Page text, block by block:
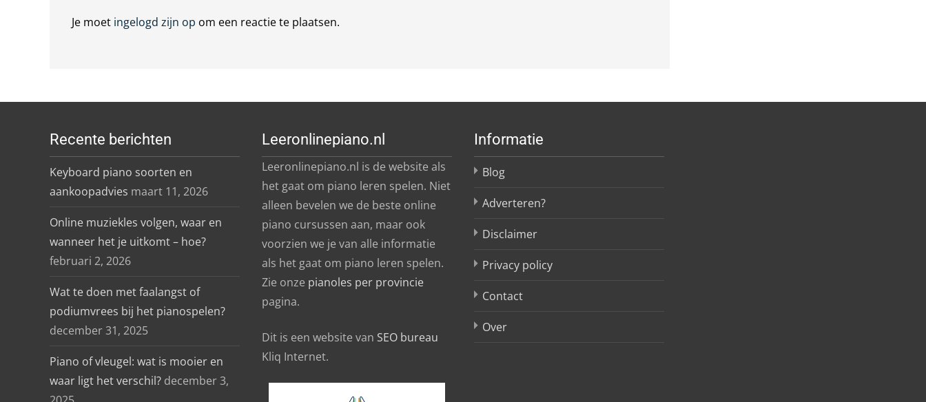
Je moet ingelogd zijn op om een reactie te plaatsen.
Recente berichten
Keyboard piano soorten en
aankoopadvies maart 11, 2026
Online muziekles volgen, waar en
wanneer het je uitkomt – hoe?
februari 2, 2026
Wat te doen met faalangst of
podiumvrees bij het pianospelen?
december 31, 2025
Piano of vleugel: wat is mooier en
waar ligt het verschil? december 3,
Leeronlinepiano.nl
Leeronlinepiano.nl is de website als
het gaat om piano leren spelen. Niet
alleen bevelen we de beste online
piano cursussen aan, maar ook
voorzien we je van alle informatie
als het gaat om piano leren spelen.
Zie onze pianoles per provincie
pagina.
Dit is een website van SEO bureau
Kliq Internet.
Informatie
Blog
Adverteren?
Disclaimer
Privacy policy
Contact
Over